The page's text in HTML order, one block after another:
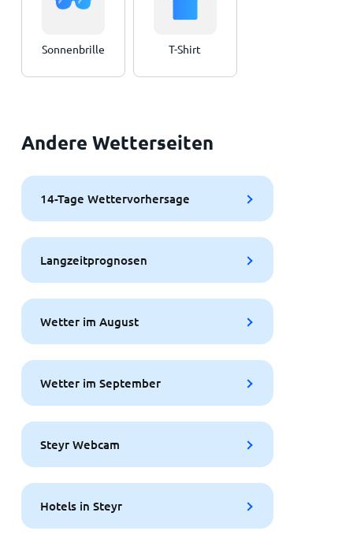
Sonnenbrille T-Shirt
Andere Wetterseiten
14-Tage Wettervorhersage
Langzeitprognosen
Wetter im August
Wetter im September
Steyr Webcam
Hotels in Steyr